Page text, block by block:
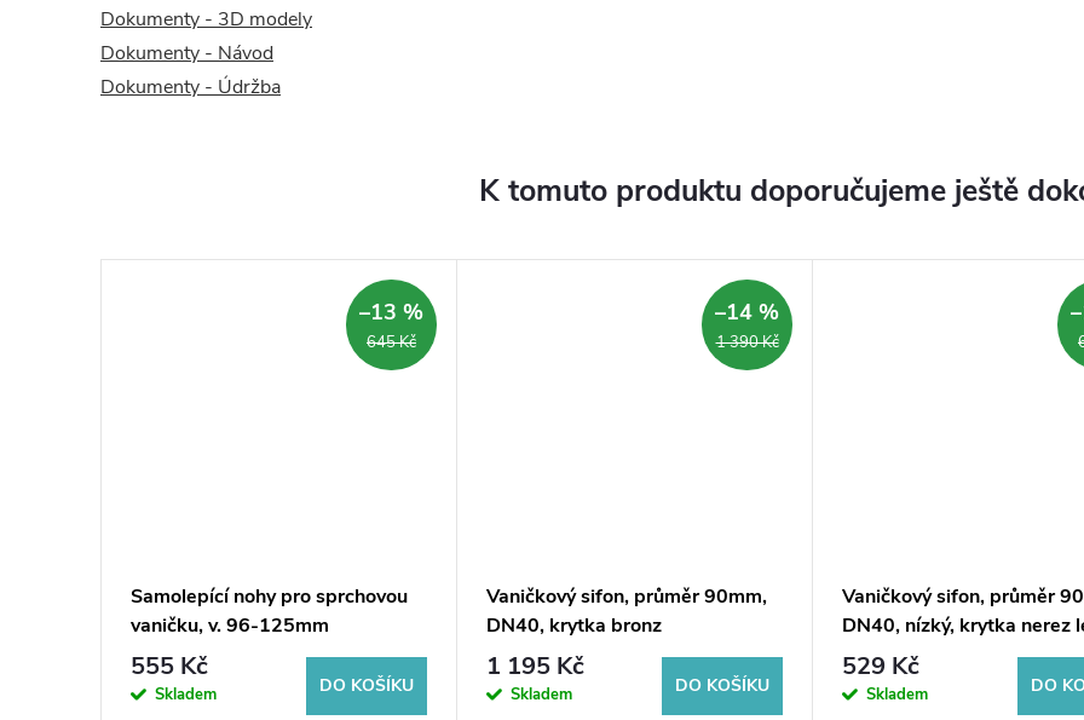
Dokumenty - 3D modely
Dokumenty - Návod
Dokumenty - Údržba
K tomuto produktu doporučujeme ještě
645 Kč
–13 %
Samolepící nohy pro sprchovou
vaničku, v. 96-125mm
(6ks/sada)
555 Kč
Skladem DO KOŠÍKU
1 390 Kč
–14 %
Vaničkový sifon, průměr 90mm,
DN40, krytka bronz
1 195 Kč
Skladem DO KOŠÍKU
Vaničkový sifon, průměr
DN40, nízký, krytka nerez
529 Kč
Skladem DO